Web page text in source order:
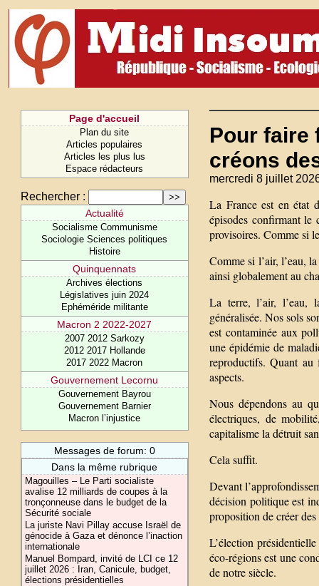
Page d'accueil
Plan du site
Articles populaires
Articles les plus lus
Espace rédacteurs
Rechercher :
Actualité
Socialisme Communisme
Sociologie Sciences politiques
Histoire
Quinquennats
Archives élections
Législatives juin 2024
Ephéméride militante
Macron 2 2022-2027
2007 2012 Sarkozy
2012 2017 Hollande
2017 2022 Macron
Gouvernement Lecornu
Gouvernement Bayrou
Gouvernement Barnier
Macron l’injustice
Messages de forum: 0
Dans la même rubrique
Magouilles – Le Parti socialiste
avalise 12 milliards de coupes à la
tronçonneuse dans le budget de la
Sécurité sociale
La juriste Navi Pillay accuse Israël de
génocide à Gaza et dénonce l’inaction
internationale
Manuel Bompard, invité de LCI ce 12
juillet 2026 : Iran, Canicule, budget,
élections présidentielles
Pour faire
créons
mercredi 8 juillet
La France est en état
épisodes confirmant le
provisoires. Comme si
Comme si l’air, l’eau,
ainsi globalement au
La terre, l’air, l’eau,
généralisée. Nos sols
est contaminée aux
une épidémie de
reproductifs. Quant
aspects.
Nous dépendons au
électriques, de
capitalisme la détruit
Cela suffit.
Devant
décision politique est
proposition de créer
L’élection
éco-régions est une
de notre siècle.